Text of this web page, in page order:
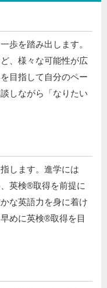
歩を踏み出します。
、様々な可能性が広
目指して自分のペー
しながら「なりたい
します。進学には
英検®取得を前提に
な英語力を身に着け
めに英検®取得を目